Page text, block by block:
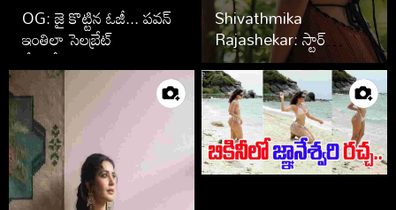
OG: జై కొట్టిన ఓజీ... పవన్
ఇంతిలా సెలబ్రేట్
చేసుకోవడం ఇంతకు ముందు
చూశారా
Shivathmika
Rajashekar: స్టార్
వారసురాలు.. అందాల
ఆరబోతతో అదరగొడుతుందే